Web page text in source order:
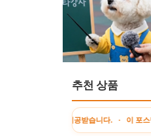
추천 상품
를 제공받습니다. · 이 포스팅은 네이버